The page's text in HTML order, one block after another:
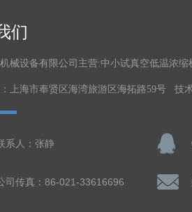
们
机械设备有限公司主营:中小试真空低温浓
上海市奉贤区海湾旅游区海拓路59号 技术
系人：张静
司传真：86-021-33616696